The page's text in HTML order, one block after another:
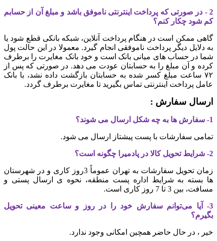
2 - در صورتی که پرداخت اینترنتی ناموفق باشد و مبلغ آن از حسابم
کم شود چکار کنم؟
گاهی ممکن است در هنگام پرداخت آنلاین، شبکه بانکی قطع شود یا
به دلایل دیگر پرداخت ناموفقی انجام گیرد. معمولا در این حالت پول
شما در حساب های میانی بانک است و خود بانک مغایرت را برطرف
کرده و آن مبلغ را به حسابتان عودت می دهد. در صورتی که پس از
۷۲ ساعت مبلغ کسر شده به حسابتان بازگشت داده نشد، با بانک
عامل پرداخت اینترنتی تماس بگیرید تا مغایرت برطرف گردد.
ارسال سفارش :
1- سفارش ها به چه شکل ارسال می شوند؟
تمامی سفارشات با پست پیشتاز ارسال می شود.
2- شرایط تحویل کالا در پادمیرا چگونه است؟
زمان تحویل سفارشات به تهران عموماً 3روز کاری و در شهرستان
ها بسته به شرایط اداره پست منطقه، نحوه ی ارسال پستی و
مسافت، بین 3 تا 7 روز کاری است.
3- آیا می‏‌توانم سفارش خود را در روز و ساعت معینی تحویل
بگیرم؟
خیر ، در حال حاضر همچین امکانی وجود ندارد.